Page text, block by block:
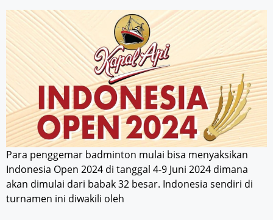
Para penggemar badminton mulai bisa menyaksikan
Indonesia Open 2024 di tanggal 4-9 Juni 2024 dimana
akan dimulai dari babak 32 besar. Indonesia sendiri di
turnamen ini diwakili oleh